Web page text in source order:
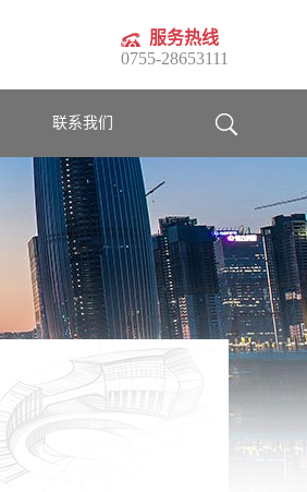
服务热线
0755-28653111
联系我们